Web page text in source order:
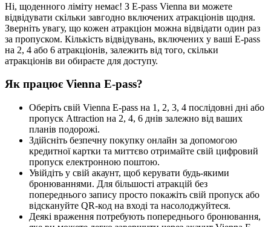
Ні, щоденного ліміту немає! З E-pass Vienna ви можете
відвідувати скільки завгодно включених атракціонів щодня.
Зверніть увагу, що кожен атракціон можна відвідати один раз
за пропуском. Кількість відвідувань, включених у ваші E-pass
на 2, 4 або 6 атракціонів, залежить від того, скільки
атракціонів ви обираєте для доступу.
Як працює Vienna E-pass?
Оберіть свій Vienna E-pass на 1, 2, 3, 4 послідовні дні або
пропуск Attraction на 2, 4, 6 днів залежно від ваших
планів подорожі.
Здійсніть безпечну покупку онлайн за допомогою
кредитної картки та миттєво отримайте свій цифровий
пропуск електронною поштою.
Увійдіть у свій акаунт, щоб керувати будь-якими
бронюваннями. Для більшості атракцій без
попереднього запису просто покажіть свій пропуск або
відскануйте QR-код на вході та насолоджуйтеся.
Деякі враження потребують попереднього бронювання,